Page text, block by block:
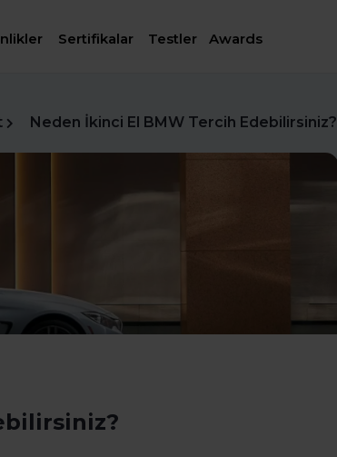
Sertifikalar Testler Awards
Neden İkinci El BMW Tercih Edebilirsiniz?